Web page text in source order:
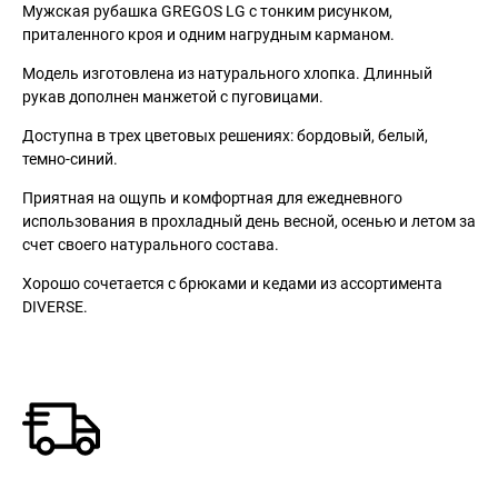
Мужская рубашка GREGOS LG с тонким рисунком,
приталенного кроя и одним нагрудным карманом.
Модель изготовлена из натурального хлопка. Длинный
рукав дополнен манжетой с пуговицами.
Доступна в трех цветовых решениях: бордовый, белый,
темно-синий.
Приятная на ощупь и комфортная для ежедневного
использования в прохладный день весной, осенью и летом за
счет своего натурального состава.
Хорошо сочетается с брюками и кедами из ассортимента
DIVERSE.